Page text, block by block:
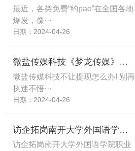
最近，各类免费“约pao”在全国各地
爆发，像···
日期：2024-04-26
微盐传媒科技《梦龙传媒》秀蜜被骗无法出金？不要慌！冷静处理！
微盐传媒科技不让提现怎么办! 别再
执迷不悟···
日期：2024-04-26
访企拓岗南开大学外国语学院职业辅导季系列活动
访企拓岗南开大学外国语学院职业